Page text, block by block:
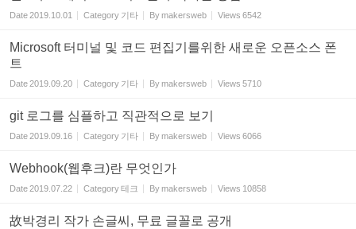
Date2019.10.01 Category 기타 Bymakersweb Views 6542
Microsoft 터미널 및 코드 편집기를위한 새로운 오픈소스 폰
트
Date2019.09.20 Category 기타 Bymakersweb Views 5710
git 로그를 심플하고 직관적으로 보기
Date2019.09.16 Category 기타 Bymakersweb Views 6066
Webhook(웹후크)란 무엇인가
Date2019.07.22 Category테크 Bymakersweb Views 10858
故박경리 작가 손글씨, 무료 글꼴로 공개